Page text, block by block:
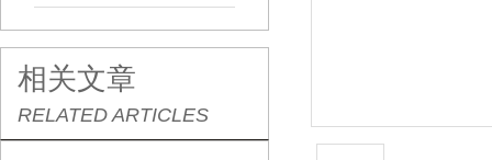
相关文章
RELATED ARTICLES